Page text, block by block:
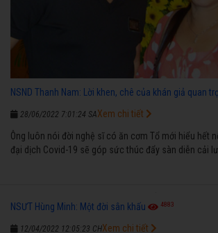
NSND Thanh Nam: Lời khen, chê của khán giả quan
28/06/2022 7:01:24 SA
Ông luôn nói đời nghệ sĩ có ăn cơm Tổ mới hiểu hết
đại dịch Covid-19 sẽ góp sức thúc đẩy sàn diễn cải
Xem chi tiết
NSƯT Hùng Minh: Một đời sân khấu 4883
12/04/2022 12:05:23 CHXem chi tiết